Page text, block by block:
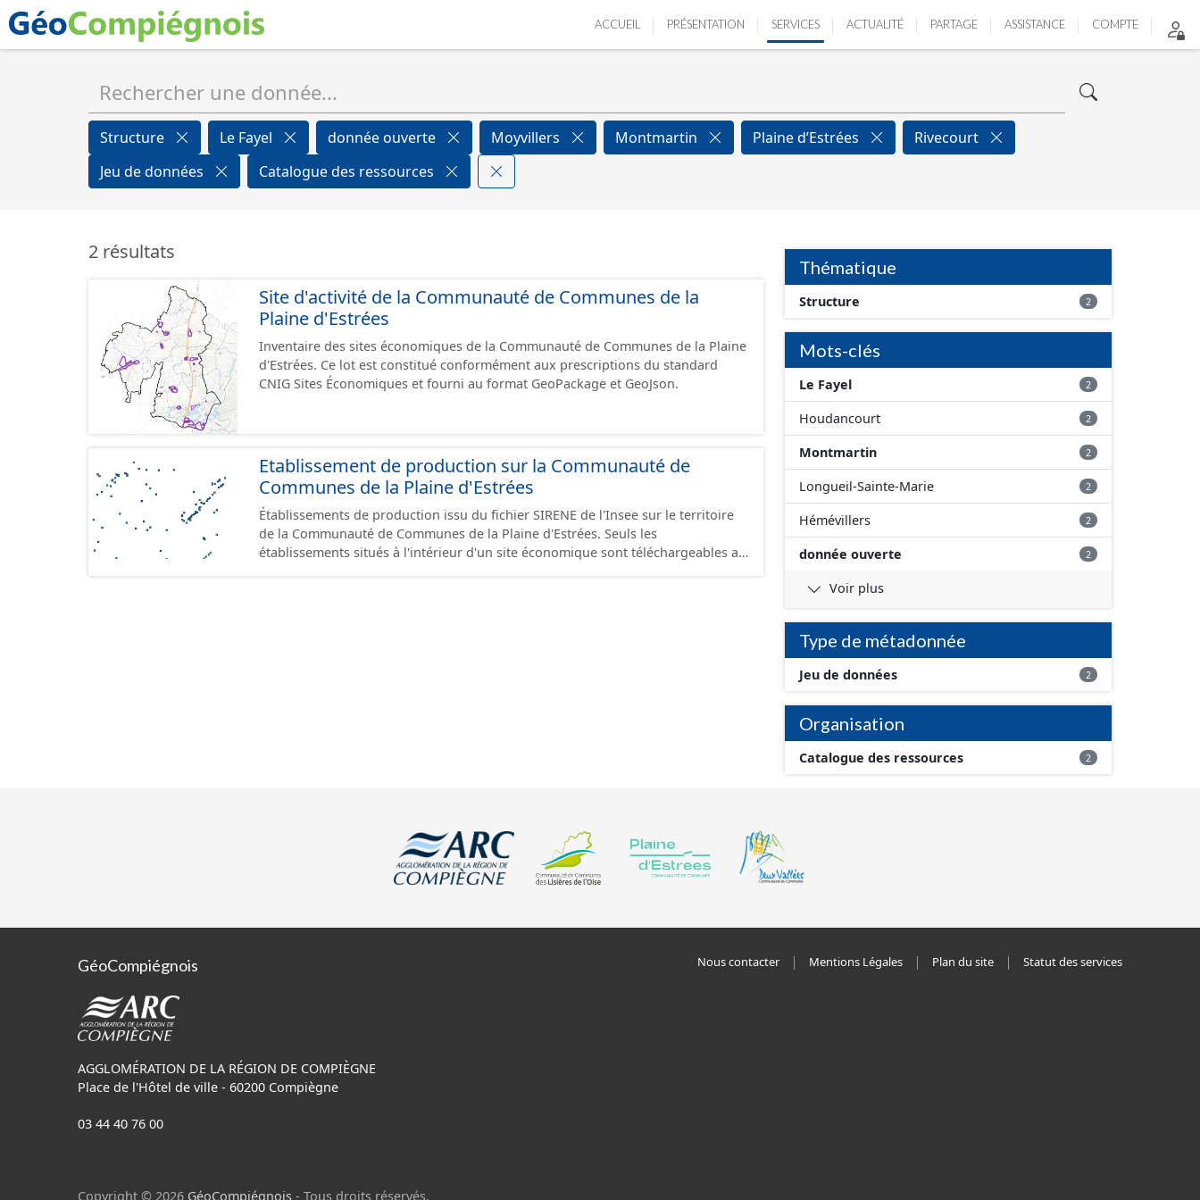
ACCUEIL PRÉSENTATION SERVICES ACTUALITÉ PARTAGE ASSISTANCE COMPTE
Structure Le Fayel donnée ouverte Moyvillers Montmartin Plaine d’Estrées
Rivecourt
Jeu de données
Catalogue des ressources
2 résultats
Site d'activité de la Communauté de Communes de la
Plaine d'Estrées
Inventaire des sites économiques de la Communauté de Communes de la Plaine
d'Estrées. Ce lot est constitué conformément aux prescriptions du standard
CNIG Sites Économiques et fourni au format GeoPackage et GeoJson.
Etablissement de production sur la Communauté de
Communes de la Plaine d'Estrées
Établissements de production issu du fichier SIRENE de l'Insee sur le territoire
de la Communauté de Communes de la Plaine d'Estrées. Seuls les
établissements situés à l'intérieur d'un site économique sont téléchargeables au
Thématique
Structure 2
Mots-clés
Le Fayel 2
Houdancourt 2
Montmartin 2
Longueil-Sainte-Marie 2
Hémévillers 2
donnée ouverte 2
Voir plus
Type de métadonnée
Jeu de données 2
Organisation
Catalogue des ressources 2
GéoCompiégnois
AGGLOMÉRATION DE LA RÉGION DE COMPIÈGNE
Place de l'Hôtel de ville - 60200 Compiègne
03 44 40 76 00
Nous contacter Mentions Légales Plan du site Statut des services
Copyright © 2026 GéoCompiégnois - Tous droits réservés.